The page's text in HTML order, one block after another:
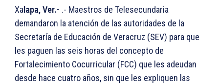
Xa lapa, Ver.- .- Maestros de Telesecundaria
demandaron la atención de las autoridades de la
Secretaría de Educación de Veracruz (SEV) para que
les paguen las seis horas del concepto de
Fortalecimiento Cocurricular (FCC) que les adeudan
desde hace cuatro años, sin que les expliquen las